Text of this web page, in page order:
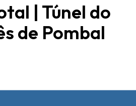
| Túnel do
de Pombal